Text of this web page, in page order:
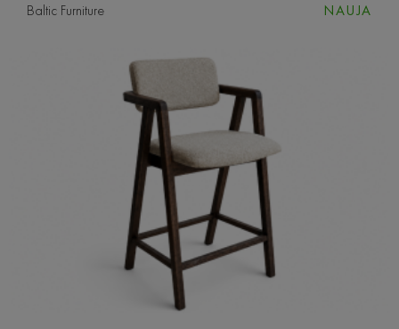
Baltic Furniture NAUJA